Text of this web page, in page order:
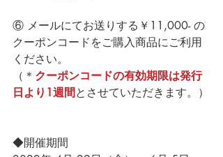
⑥ メールにてお送りする￥11,000- の
クーポンコードをご購入商品にご利用
ください。
（＊ クーポンコードの有効期限は発行
日より1週間とさせていただきます。）
◆開催期間